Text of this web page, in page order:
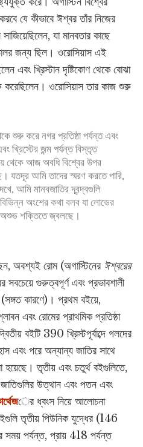
যে কীভাবে ঈশ্বর তাঁর নিজের
যা মানবতার কাছে
জন্য ছিল। ওরোসিয়াস এই
এবং খ্রিস্টান দৃষ্টিকোণ থেকে বোঝা
করেছিলেন। ওরোসিয়াস তার কাজ শুরু
শুরু করে নগর প্রতিষ্ঠা পর্যন্ত এবং
খ্রিস্টের জন্ম পর্যন্ত বিস্তৃত
থেকে আজ অবধি বিশ্বের উপর
যতদূর আমি তাদের স্মরণ করতে পারি,
আমি মানবজাতির দ্বন্দ্বগুলি
অংশের কথা বলব যা লোভের
শক্তিতে জ্বলছে।
অবশ্যই রোম (অগাস্টিনের ঈশ্বরের
সবচেয়ে গুরুত্বপূর্ণ এবং প্রভাবশালী
(সঙ্গত কারণে)। প্রথম বইয়ে,
এবং রোমের প্রাথমিক প্রতিষ্ঠা
বইটি 390 খ্রিস্টপূর্বাব্দে গলদের
এবং পরে অন্যান্য জাতির সাথে
হয়েছে। তৃতীয় এবং চতুর্থ বইগুলিতে,
উত্থান এবং পতন এবং
ের ধ্বংস নিয়ে আলোচনা
তৃতীয় পিউনিক যুদ্ধের (146
সময় পর্যন্ত, প্রায় 418 পর্যন্ত